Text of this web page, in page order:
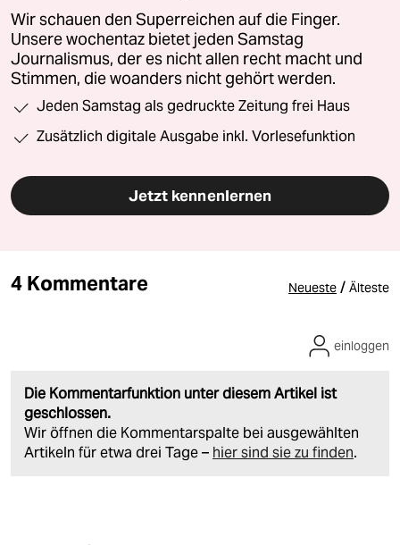
Wir schauen den Superreichen auf die Finger.
Unsere wochentaz bietet jeden Samstag
Journalismus, der es nicht allen recht macht und
Stimmen, die woanders nicht gehört werden.
Jeden Samstag als gedruckte Zeitung frei Haus
Zusätzlich digitale Ausgabe inkl. Vorlesefunktion
Jetzt kennenlernen
4 Kommentare Neueste / Älteste
Die Kommentarfunktion unter diesem Artikel ist
geschlossen.
Wir öffnen die Kommentarspalte bei ausgewählten
Artikeln für etwa drei Tage – hier sind sie zu finden.
einloggen